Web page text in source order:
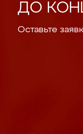
ДО
Оставьте